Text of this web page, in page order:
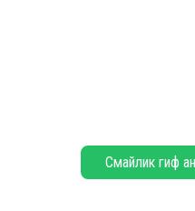
Смайлик гиф